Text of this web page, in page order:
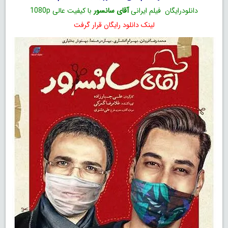
دانلودرایگان فیلم ایرانیآقای سانسور با کیفیت عالی 1080p
لینک دانلود رایگان قرار گرفت